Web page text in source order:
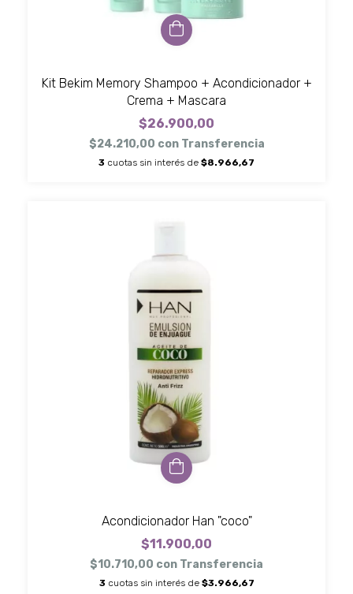
Kit Bekim Memory Shampoo + Acondicionador +
Crema + Mascara
$26.900,00
$24.210,00 con Transferencia
3 cuotas sin interés de $8.966,67
Acondicionador Han "coco"
$11.900,00
$10.710,00 con Transferencia
3 cuotas sin interés de $3.966,67